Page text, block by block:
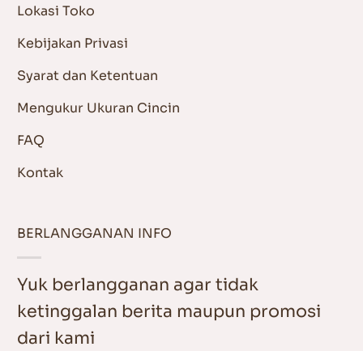
Lokasi Toko
Kebijakan Privasi
Syarat dan Ketentuan
Mengukur Ukuran Cincin
FAQ
Kontak
BERLANGGANAN INFO
Yuk berlangganan agar tidak
ketinggalan berita maupun promosi
dari kami